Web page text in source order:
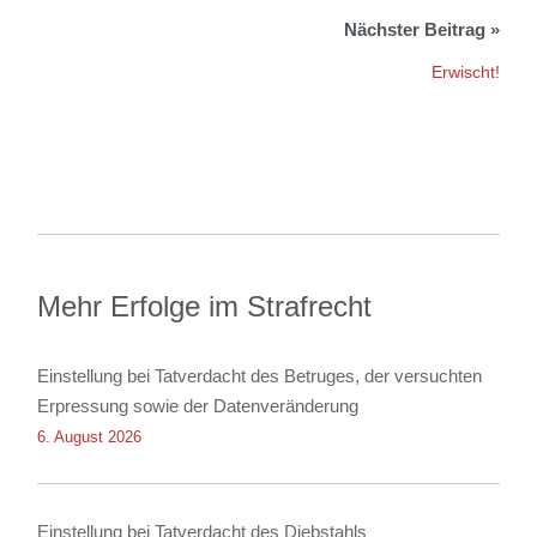
Erwischt!
Mehr Erfolge im Strafrecht
Einstellung bei Tatverdacht des Betruges, der versuchten
Erpressung sowie der Datenveränderung
6. August 2026
Einstellung bei Tatverdacht des Diebstahls